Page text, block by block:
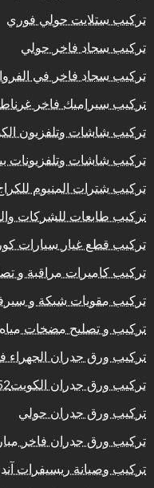
تركيب ستلايت حولي فوري
تركيب سجاد فاخر حولي
تركيب سجاد فاخر في
تركيب سيراميك فاخر
تركيب شاشات وتلفزيون
تركيب شاشات وتلفزيونات
تركيب شترات المنيوم
تركيب طابعات للشركات
تركيب قطع غيار سيارات
تركيب كاميرات مراقبة و
تركيب مقويات شبكة و
تركيب و تصليح مضخات مياه
تركيب ورق جدران الجهراء
تركيب ورق جدران الكويت66405052
تركيب ورق جدران حولي
تركيب ورق جدران فاخر
تركيب وصيانة ريسيفرات